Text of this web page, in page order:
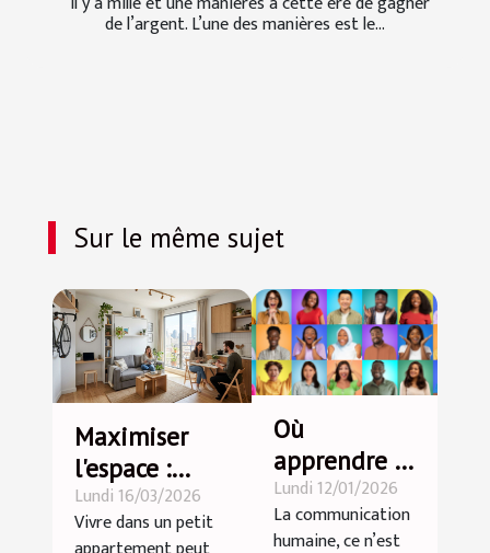
de l’argent. L’une des manières est le...
Sur le même sujet
Maximiser
l'espace :
astuces pour
petits
Lundi 16/03/2026
Vivre dans un petit
Où
apprendre le
langage non
verbal ?
Lundi 12/01/2026
La communication
humaine, ce n’est